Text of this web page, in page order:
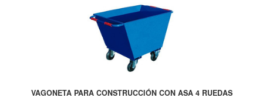
VAGONETA PARA CONSTRUCCIÓN CON ASA 4 RUEDAS